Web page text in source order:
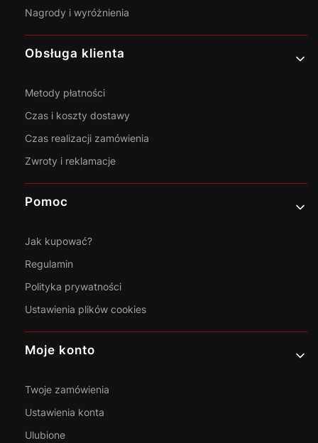
Nagrody i wyróżnienia
Obsługa klienta
Metody płatności
Czas i koszty dostawy
Czas realizacji zamówienia
Zwroty i reklamacje
Pomoc
Jak kupować?
Regulamin
Polityka prywatności
Ustawienia plików cookies
Moje konto
Twoje zamówienia
Ustawienia konta
Ulubione